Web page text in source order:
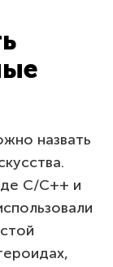
назвать
C/C++ и